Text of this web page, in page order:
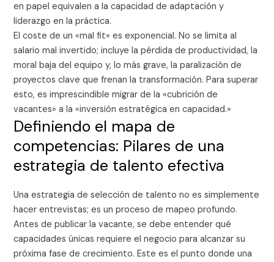
en papel equivalen a la capacidad de adaptación y
liderazgo en la práctica.
El coste de un «mal fit» es exponencial. No se limita al
salario mal invertido; incluye la pérdida de productividad, la
moral baja del equipo y, lo más grave, la paralización de
proyectos clave que frenan la transformación. Para superar
esto, es imprescindible migrar de la «cubrición de
vacantes» a la «inversión estratégica en capacidad.»
Definiendo el mapa de
competencias: Pilares de una
estrategia de talento efectiva
Una estrategia de selección de talento no es simplemente
hacer entrevistas; es un proceso de mapeo profundo.
Antes de publicar la vacante, se debe entender qué
capacidades únicas requiere el negocio para alcanzar su
próxima fase de crecimiento. Este es el punto donde una